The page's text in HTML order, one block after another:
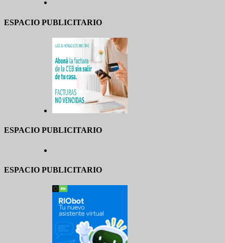
ESPACIO PUBLICITARIO
ESPACIO PUBLICITARIO
ESPACIO PUBLICITARIO